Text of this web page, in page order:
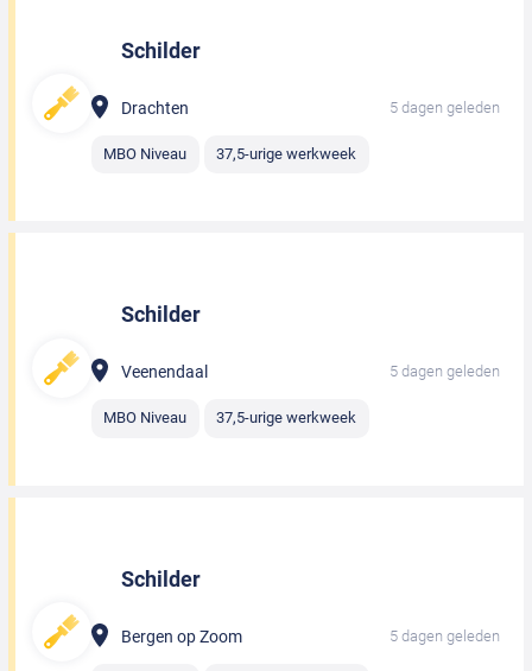
Schilder
Drachten 5 dagen geleden
MBO Niveau 37,5-urige werkweek
Schilder
Veenendaal 5 dagen geleden
MBO Niveau 37,5-urige werkweek
Schilder
Bergen op Zoom 5 dagen geleden